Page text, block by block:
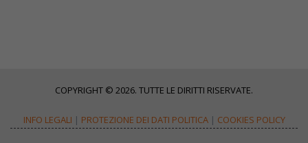
COPYRIGHT © 2026. TUTTE LE DIRITTI RISERVATE.
INFO LEGALI | PROTEZIONE DEI DATI POLITICA| COOKIES POLICY